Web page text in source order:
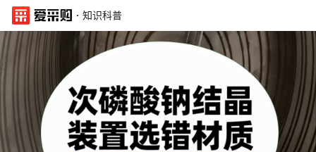
· 知识科普